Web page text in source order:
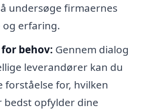
undersøge firmaernes
erfaring.
behov: Gennem dialog
leverandører kan du
forståelse for, hvilken
bedst opfylder dine